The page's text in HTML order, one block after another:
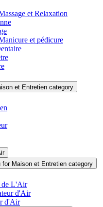
et Relaxation
et pédicure
et Entretien category
for Maison et Entretien category
de L'Air
d'Air
d'Air